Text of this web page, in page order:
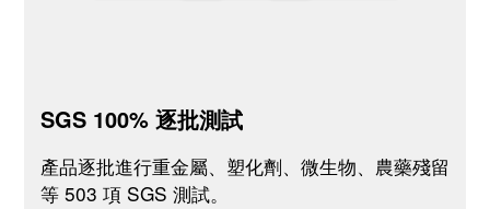
SGS 100% 逐批測試
產品逐批進行重金屬、塑化劑、微生物、農藥殘留
等 503 項 SGS 測試。